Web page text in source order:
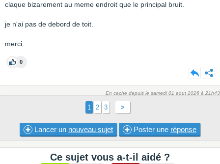
claque bizarement au meme endroit que le principal bruit.
je n'ai pas de debord de toit.
merci.
0
En cache depuis le samedi 01 aout 2026 à 21h43
1 2 3 >
Lancer un nouveau sujet Poster une réponse
Ce sujet vous a-t-il aidé ?